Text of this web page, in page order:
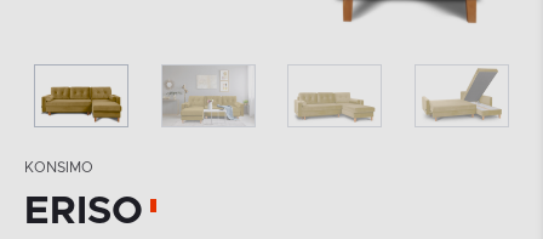
KONSIMO
ERISO